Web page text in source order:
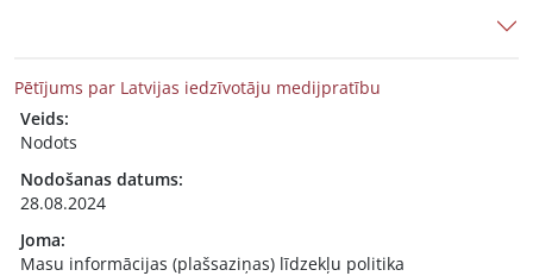
Pētījums par Latvijas iedzīvotāju medijpratību
Veids:
Nodots
Nodošanas datums:
28.08.2024
Joma:
Masu informācijas (plašsaziņas) līdzekļu politika